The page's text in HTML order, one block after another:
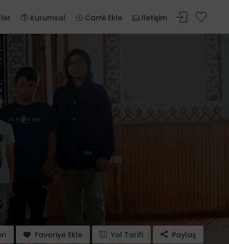
Kurumsal Camii Ekle İletişim
Favoriye Ekle Yol Tarifi Paylaş